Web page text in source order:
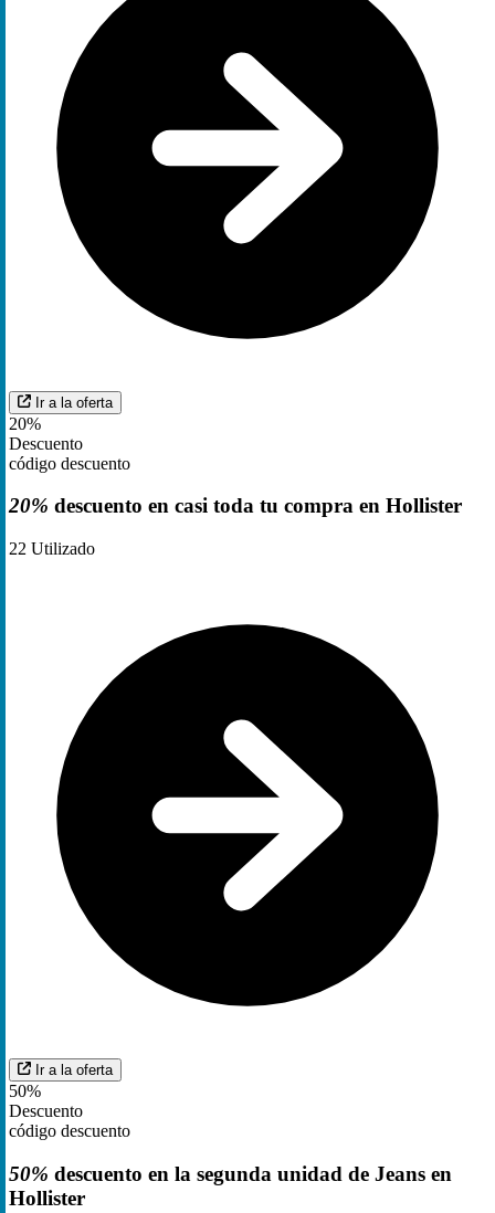
Ir a la oferta
20%
Descuento
código descuento
20% descuento en casi toda tu compra en Hollister
22 Utilizado
Ir a la oferta
50%
Descuento
código descuento
50% descuento en la segunda unidad de Jeans en
Hollister